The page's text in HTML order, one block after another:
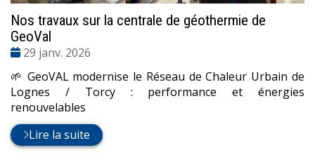
Nos travaux sur la centrale de géothermie de
GeoVal
Date
29 janv. 2026
🌱 GeoVAL modernise le Réseau de Chaleur Urbain de
Lognes / Torcy : performance et énergies
renouvelables
Lire la suite